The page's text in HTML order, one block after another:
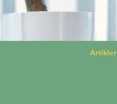
Artikler